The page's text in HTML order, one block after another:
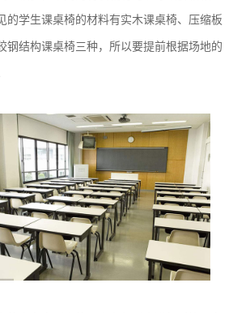
的学生课桌椅的材料有实木课桌椅、压缩板
钢结构课桌椅三种，所以要提前根据场地的